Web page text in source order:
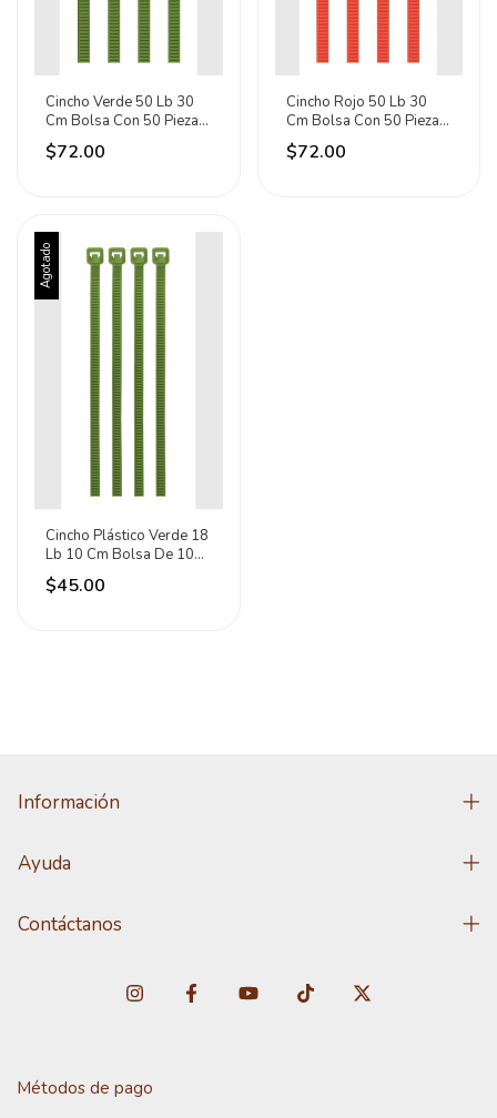
Cincho Verde 50 Lb 30
Cm Bolsa Con 50 Piezas
Volteck 41020 Verde
$72.00
Cincho Rojo 50 Lb 30
Cm Bolsa Con 50 Piezas
Volteck 41021 Rojo
$72.00
Agotado
Cincho Plástico Verde 18
Lb 10 Cm Bolsa De 100
Piezas 41012
$45.00
Información
Ayuda
Contáctanos
Métodos de pago